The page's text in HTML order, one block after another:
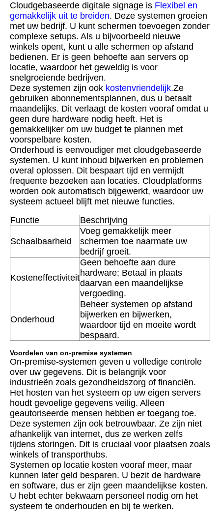
Cloudgebaseerde digitale signage is Flexibel en
gemakkelijk uit te breiden. Deze systemen groeien
met uw bedrijf. U kunt schermen toevoegen zonder
complexe setups. Als u bijvoorbeeld nieuwe
winkels opent, kunt u alle schermen op afstand
bedienen. Er is geen behoefte aan servers op
locatie, waardoor het geweldig is voor
snelgroeiende bedrijven.
Deze systemen zijn ook kostenvriendelijk.Ze
gebruiken abonnementsplannen, dus u betaalt
maandelijks. Dit verlaagt de kosten vooraf omdat u
geen dure hardware nodig heeft. Het is
gemakkelijker om uw budget te plannen met
voorspelbare kosten.
Onderhoud is eenvoudiger met cloudgebaseerde
systemen. U kunt inhoud bijwerken en problemen
overal oplossen. Dit bespaart tijd en vermijdt
frequente bezoeken aan locaties. Cloudplatforms
worden ook automatisch bijgewerkt, waardoor uw
systeem actueel blijft met nieuwe functies.
Functie
Beschrijving
Schaalbaarheid
Voeg gemakkelijk meer
schermen toe naarmate uw
bedrijf groeit.
Kosteneffectiviteit
Geen behoefte aan dure
hardware; Betaal in plaats
daarvan een maandelijkse
vergoeding.
Onderhoud
Beheer systemen op afstand
bijwerken en bijwerken,
waardoor tijd en moeite wordt
bespaard.
Voordelen van on-premise systemen
On-premise-systemen geven u volledige controle
over uw gegevens. Dit is belangrijk voor
industrieën zoals gezondheidszorg of financiën.
Het hosten van het systeem op uw eigen servers
houdt gevoelige gegevens veilig. Alleen
geautoriseerde mensen hebben er toegang toe.
Deze systemen zijn ook betrouwbaar. Ze zijn niet
afhankelijk van internet, dus ze werken zelfs
tijdens storingen. Dit is cruciaal voor plaatsen zoals
winkels of transporthubs.
Systemen op locatie kosten vooraf meer, maar
kunnen later geld besparen. U bezit de hardware
en software, dus er zijn geen maandelijkse kosten.
U hebt echter bekwaam personeel nodig om het
systeem te onderhouden en bij te werken.